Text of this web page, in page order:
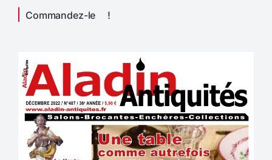
Commandez-le !